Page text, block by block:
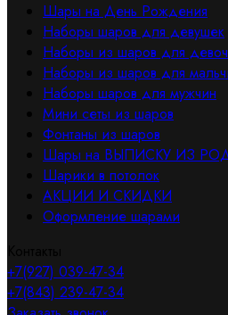
Шары на День Рождения
Наборы шаров для девушек
Наборы из шаров для
Наборы из шаров для
Наборы шаров для мужчин
Мини сеты из шаров
Фонтаны из шаров
Шары на ВЫПИСКУ ИЗ
Шарики в потолок
АКЦИИ И СКИДКИ
Оформление шарами
+7(927) 039-47-34
+7(843) 239-47-34